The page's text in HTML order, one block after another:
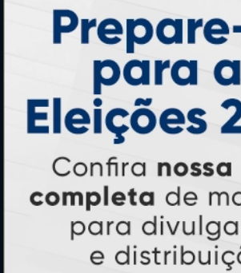
Adesivos
Cartão de Visita
Folder, Flyer e Panfleto
Banners e Lonas
Calendários 2027
PAGUE COM